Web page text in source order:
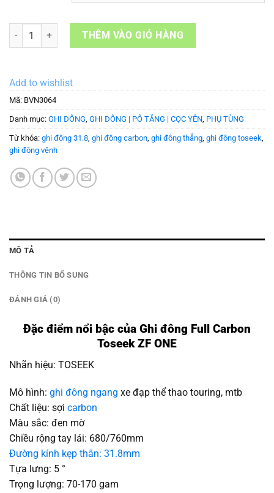
Ghi đông Full Carbon TOSEEK ZF ONE số lượng
THÊM VÀO GIỎ HÀNG
Add to wishlist
Mã: BVN3064
Danh mục: GHI ĐÔNG GHI ĐÔNG | PÔ TĂNG | CỌC YÊN PHỤ TÙNG
Từ khóa: ghi đông 31.8 ghi đông carbon ghi đông thẳng ghi đông toseek
ghi đông vênh
MÔ TẢ
THÔNG TIN BỔ SUNG
ĐÁNH GIÁ (0)
Đặc điểm nổi bậc của Ghi đông Full Carbon
Toseek ZF ONE
Nhãn hiệu: TOSEEK
Mô hình: ghi đông ngang xe đạp thể thao touring, mtb
Chất liệu: sợi carbon
Màu sắc: đen mờ
Chiều rộng tay lái: 680/760mm
Đường kính kẹp thân: 31.8mm
Tựa lưng: 5 °
Trọng lượng: 70-170 gam